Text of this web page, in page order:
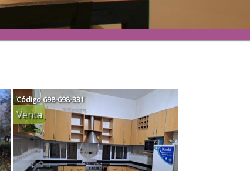
Código698-698-331
Venta